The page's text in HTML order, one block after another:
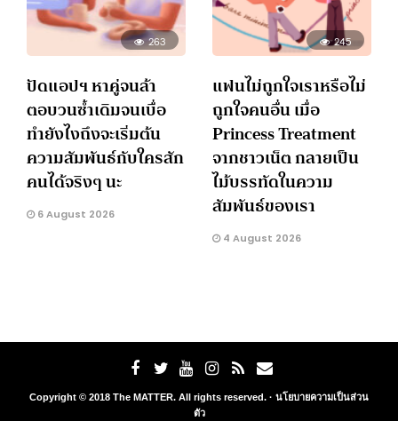
263
ปัดแอปฯ หาคู่จนล้า
ตอบวนซ้ำเดิมจนเบื่อ
ทำยังไงถึงจะเริ่มต้น
ความสัมพันธ์กับใครสัก
คนได้จริงๆ นะ
6 August 2026
245
แฟนไม่ถูกใจเราหรือไม่
ถูกใจคนอื่น เมื่อ
Princess Treatment
จากชาวเน็ต กลายเป็น
ไม้บรรทัดในความ
สัมพันธ์ของเรา
4 August 2026
Copyright © 2018 The MATTER. All rights reserved. · นโยบายความเป็นส่วน
ตัว